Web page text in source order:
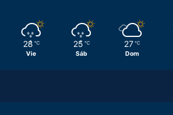
28 ℃
Vie
25 ℃
Sáb
27 ℃
Dom